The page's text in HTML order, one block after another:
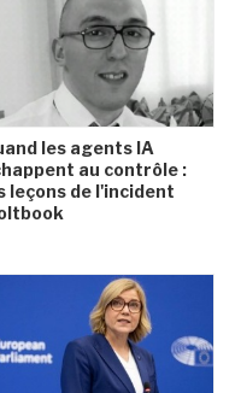
les agents IA
au contrôle :
leçons de l'incident